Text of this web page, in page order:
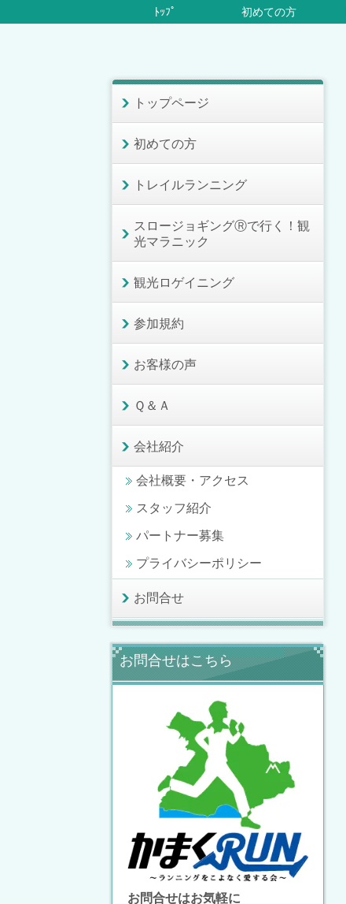
ﾄｯﾌﾟ 初めての方
トップページ
初めての方
トレイルランニング
スロージョギングⓇで行く！観
光マラニック
観光ロゲイニング
参加規約
お客様の声
Ｑ＆Ａ
会社紹介
会社概要・アクセス
スタッフ紹介
パートナー募集
プライバシーポリシー
お問合せ
お問合せはこちら
お問合せはお気軽に